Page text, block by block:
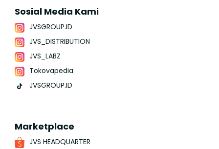
Sosial Media Kami
JVSGROUP.ID
JVS_DISTRIBUTION
JVS_LABZ
Tokovapedia
JVSGROUP.ID
Marketplace
JVS HEADQUARTER